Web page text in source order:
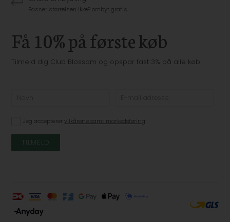
Passer størrelsen ikke? ombyt gratis
Få 10% på første køb
Tilmeld dig Club Blossom og opspar fast 3% på alle køb
Jeg accepterervilkårene samt markedsføring